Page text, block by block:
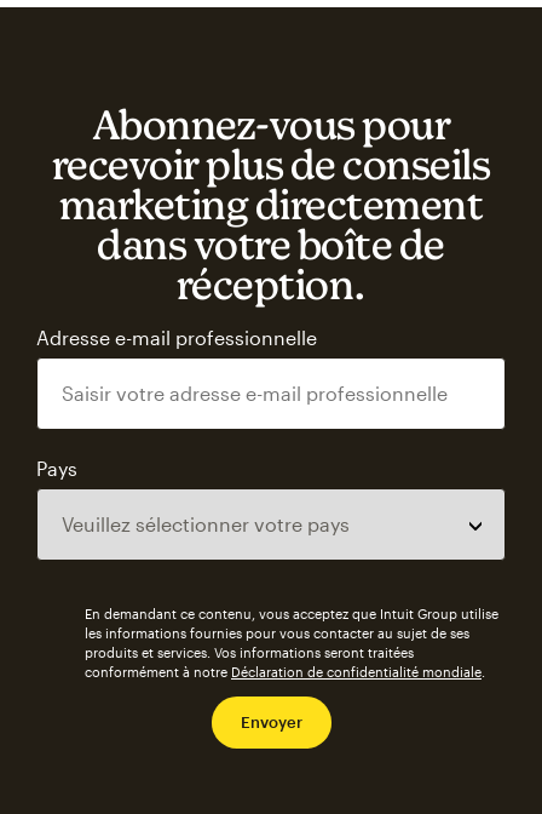
Abonnez‑vous pour
recevoir plus de conseils
marketing directement
dans votre boîte de
réception.
Adresse e-mail professionnelle
Pays
En demandant ce contenu, vous acceptez que Intuit Group utilise
les informations fournies pour vous contacter au sujet de ses
produits et services. Vos informations seront traitées
conformément à notre Déclaration de confidentialité mondiale